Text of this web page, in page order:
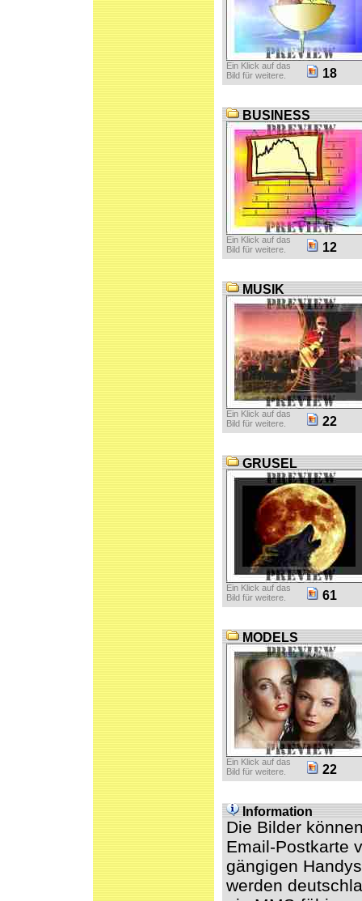
Ein Klick auf das
Bild für weitere.
18
BUSINESS
Ein Klick auf das
Bild für weitere.
12
MUSIK
Ein Klick auf das
Bild für weitere.
22
GRUSEL
Ein Klick auf das
Bild für weitere.
61
MODELS
Ein Klick auf das
Bild für weitere.
22
Information
Die Bilder
Email-Postkarte
gängigen
werden